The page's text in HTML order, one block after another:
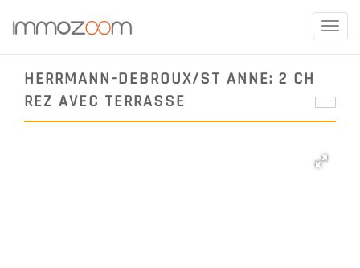
Toggle
HERRMANN-DEBROUX/ST ANNE: 2 CH
REZ AVEC TERRASSE